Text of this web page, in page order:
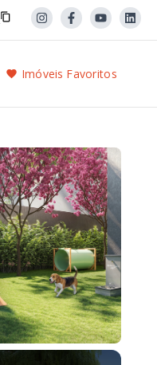
Imóveis Favoritos